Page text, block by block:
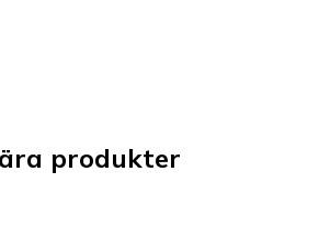
produkter